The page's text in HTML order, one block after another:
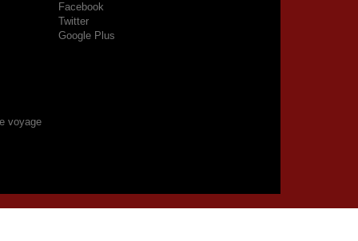
voyage
Facebook
Twitter
Google Plus